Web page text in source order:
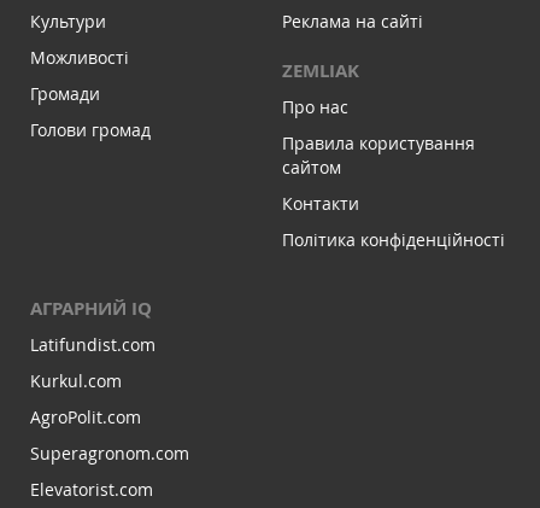
Культури
Можливості
Громади
Голови громад
Реклама на сайті
ZEMLIAK
Про нас
Правила користування
сайтом
Контакти
Політика конфіденційності
АГРАРНИЙ IQ
Latifundist.com
Kurkul.com
AgroPolit.com
Superagronom.com
Elevatorist.com